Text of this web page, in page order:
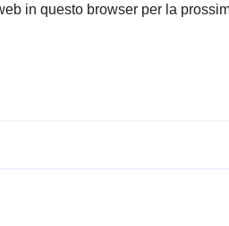
in questo browser per la